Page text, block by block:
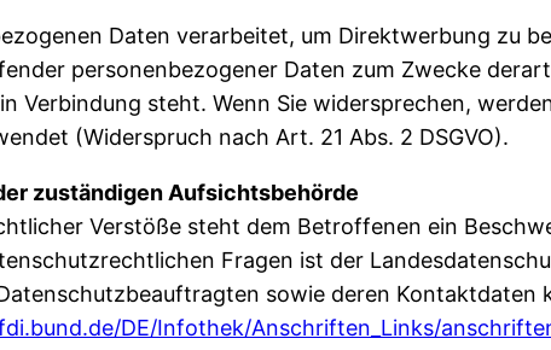
Daten verarbeitet, um Direktwerbung zu
personenbezogener Daten zum Zwecke
Verbindung steht. Wenn Sie widersprechen,
(Widerspruch nach Art. 21 Abs. 2 DSGVO).
zuständigen Aufsichtsbehörde
Verstöße steht dem Betroffenen ein
Fragen ist der
sowie deren Kontaktdaten
DE/Infothek/Anschriften_Links/